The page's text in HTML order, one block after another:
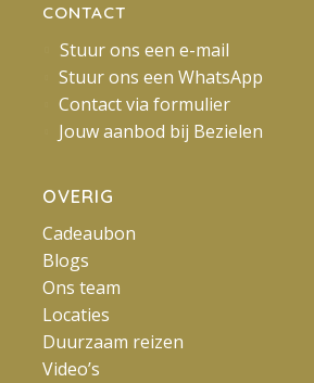
CONTACT
Stuur ons een e-mail
Stuur ons een WhatsApp
Contact via formulier
Jouw aanbod bij Bezielen
OVERIG
Cadeaubon
Blogs
Ons team
Locaties
Duurzaam reizen
Video’s